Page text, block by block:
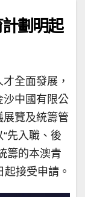
劃明起
全面發展，
沙中國有限公
展覽及統籌管
先入職、後
籌的本澳青
接受申請。